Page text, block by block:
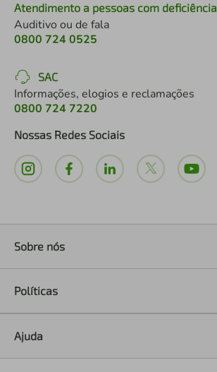
Atendimento a pessoas com deficiência
Auditivo ou de fala
0800 724 0525
SAC
Informações, elogios e reclamações
0800 724 7220
Nossas Redes Sociais
Sobre nós
Políticas
Ajuda